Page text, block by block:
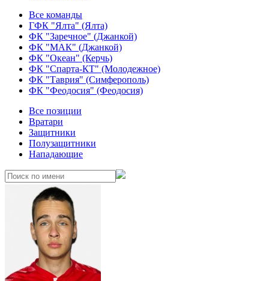
Все команды
ГФК "Ялта" (Ялта)
ФК "Заречное" (Джанкой)
ФК "МАК" (Джанкой)
ФК "Океан" (Керчь)
ФК "Спарта-КТ" (Молодежное)
ФК "Таврия" (Симферополь)
ФК "Феодосия" (Феодосия)
Все позиции
Вратари
Защитники
Полузащитники
Нападающие